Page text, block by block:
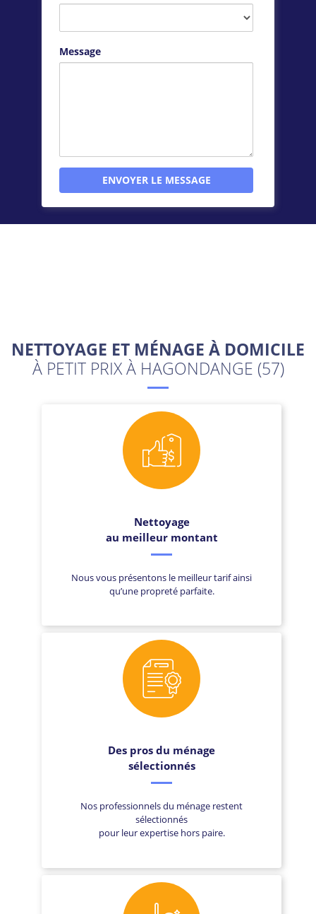
Message
NETTOYAGE ET MÉNAGE À DOMICILE
À PETIT PRIX À HAGONDANGE (57)
Nettoyage
au meilleur montant
Nous vous présentons le meilleur tarif ainsi
qu’une propreté parfaite.
Des pros du ménage
sélectionnés
Nos professionnels du ménage restent
sélectionnés
pour leur expertise hors paire.